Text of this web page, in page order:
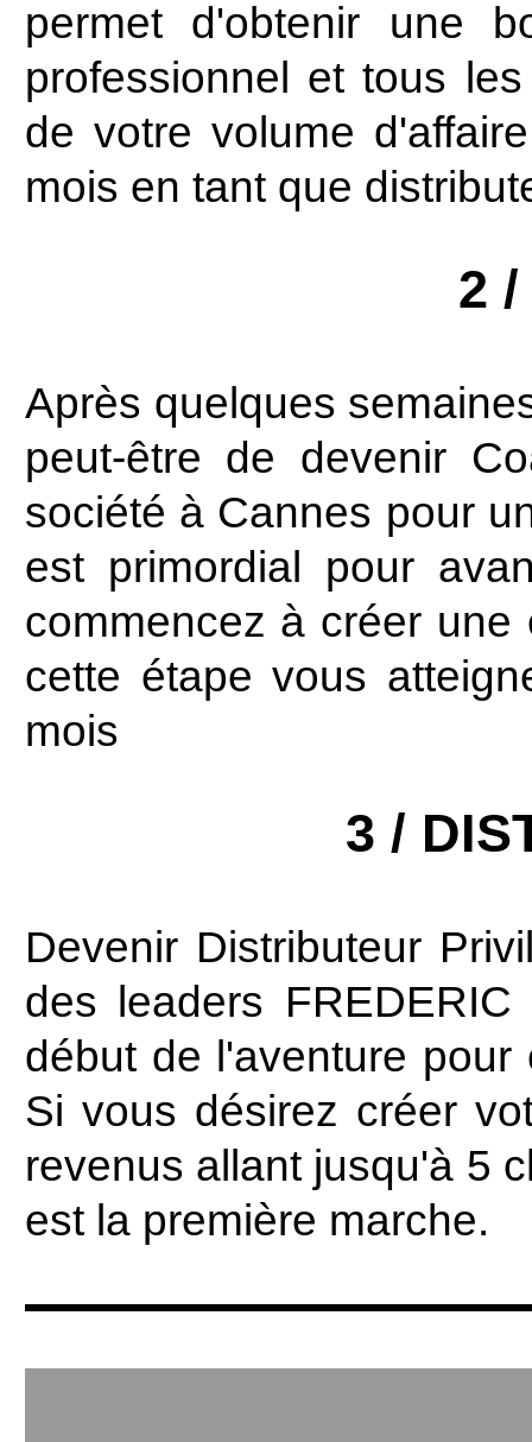
permet d'obtenir une
professionnel et tous
de votre volume
mois en tant que
2
Après quelques
peut-être de devenir
société à Cannes pour
est primordial pour
commencez à créer
cette étape vous
mois
3 /
Devenir Distributeur
des leaders
début de l'aventure
Si vous désirez créer
revenus allant jusqu'à 5
est la première marche.